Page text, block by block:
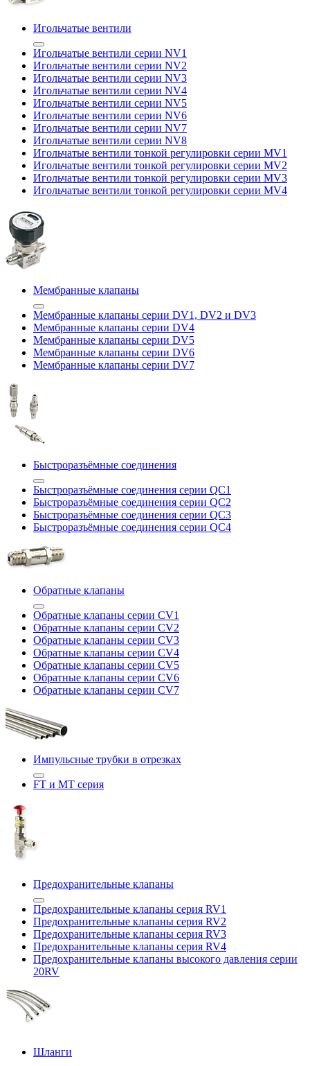
Игольчатые вентили
Игольчатые вентили серии NV1
Игольчатые вентили серии NV2
Игольчатые вентили серии NV3
Игольчатые вентили серии NV4
Игольчатые вентили серии NV5
Игольчатые вентили серии NV6
Игольчатые вентили серии NV7
Игольчатые вентили серии NV8
Игольчатые вентили тонкой регулировки серии MV1
Игольчатые вентили тонкой регулировки серии MV2
Игольчатые вентили тонкой регулировки серии MV3
Игольчатые вентили тонкой регулировки серии MV4
Мембранные клапаны
Мембранные клапаны серии DV1, DV2 и DV3
Мембранные клапаны серии DV4
Мембранные клапаны серии DV5
Мембранные клапаны серии DV6
Мембранные клапаны серии DV7
Быстроразъёмные соединения
Быстроразъёмные соединения серии QC1
Быстроразъёмные соединения серии QC2
Быстроразъёмные соединения серии QC3
Быстроразъёмные соединения серии QC4
Обратные клапаны
Обратные клапаны серии CV1
Обратные клапаны серии CV2
Обратные клапаны серии CV3
Обратные клапаны серии CV4
Обратные клапаны серии CV5
Обратные клапаны серии CV6
Обратные клапаны серии CV7
Импульсные трубки в отрезках
FT и MT серия
Предохранительные клапаны
Предохранительные клапаны серия RV1
Предохранительные клапаны серия RV2
Предохранительные клапаны серия RV3
Предохранительные клапаны серия RV4
Предохранительные клапаны высокого давления серии
20RV
Шланги